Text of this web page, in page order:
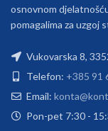
osnovnom
pomagalima za uzgoj
Vukovarska 8,
Telefon: +385 91
Email:
Pon-pet 7:30 -